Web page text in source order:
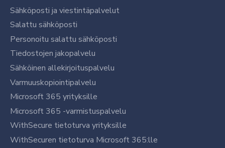
Sähköposti ja viestintäpalvelut
Salattu sähköposti
Personoitu salattu sähköposti
Tiedostojen jakopalvelu
Sähköinen allekirjoituspalvelu
Varmuuskopiointipalvelu
Microsoft 365 yrityksille
Microsoft 365 -varmistuspalvelu
WithSecure tietoturva yrityksille
WithSecuren tietoturva Microsoft 365:lle